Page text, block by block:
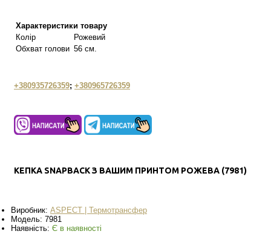
Характеристики товару
Колір
Рожевий
Обхват голови 56 см.
+380935726359; +380965726359
КЕПКА SNAPBACK З ВАШИМ ПРИНТОМ РОЖЕВА (7981)
Виробник: ASPECT | Термотрансфер
Модель: 7981
Наявність: Є в наявності